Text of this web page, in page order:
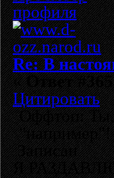
Re: В
«Ответ
Цитировать
Оффтоп: Ты,
"например"!
Записан
Я